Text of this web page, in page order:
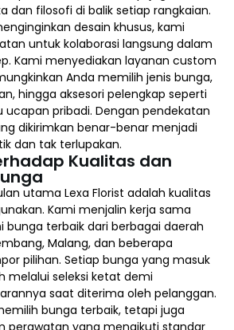
dan filosofi di balik setiap rangkaian.
desain khusus, kami
untuk kolaborasi langsung dalam
Kami menyediakan layanan custom
Anda memilih jenis bunga,
hingga aksesori pelengkap seperti
ucapan pribadi. Dengan pendekatan
dikirimkan benar-benar menjadi
dan tak terlupakan.
Kualitas dan
utama Lexa Florist adalah kualitas
Kami menjalin kerja sama
bunga terbaik dari berbagai daerah
Malang, dan beberapa
pilihan. Setiap bunga yang masuk
melalui seleksi ketat demi
saat diterima oleh pelanggan.
bunga terbaik, tetapi juga
perawatan yang mengikuti standar